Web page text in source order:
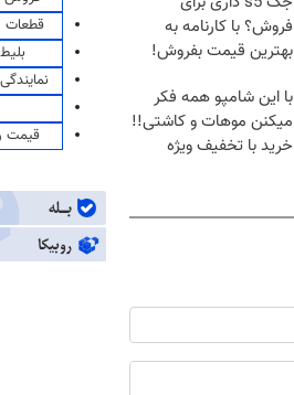
فروش؟ با کارنامه به
بهترین قیمت بفروش!
با این شامپو همه فکر
میکنن موهات و کاشتی!!
خرید با تخفیف ویژه
قطعات
قیمت